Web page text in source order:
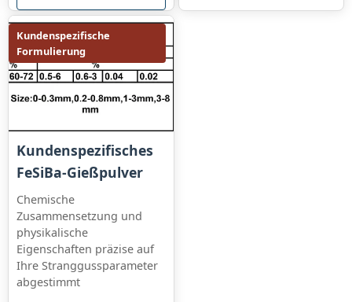
Kundenspezifische
Formulierung
Kundenspezifisches
FeSiBa-Gießpulver
Chemische
Zusammensetzung und
physikalische
Eigenschaften präzise auf
Ihre Stranggussparameter
abgestimmt